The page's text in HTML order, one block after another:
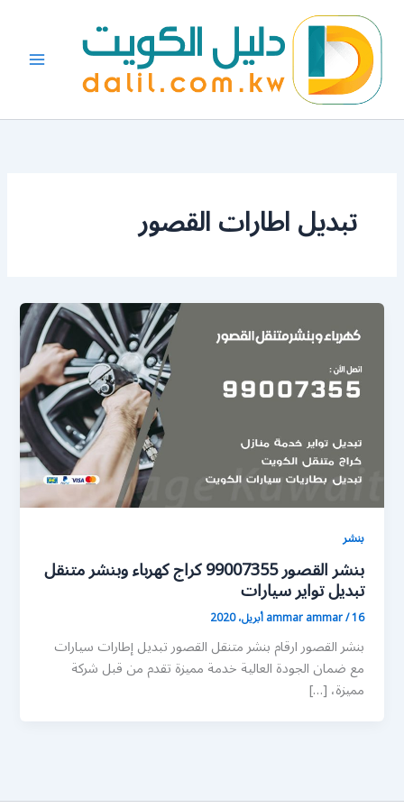
المحتوى
تبديل اطارات القصور
بنشر
بنشر القصور 99007355 كراج كهرباء وبنشر متنقل
تبديل تواير سيارات
ammar ammar/16 أبريل، 2020
بنشر القصور ارقام بنشر متنقل القصور تبديل إطارات سيارات
مع ضمان الجودة العالية خدمة مميزة تقدم من قبل شركة
مميزة، […]